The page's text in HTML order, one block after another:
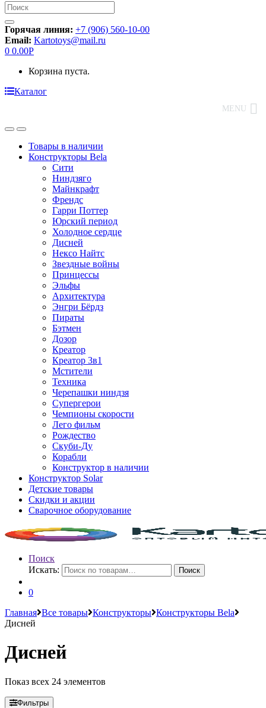
Искать:
Горячая линия: +7 (906) 560-10-00
Email: Kartotoys@mail.ru
0 0.00Р
Корзина пуста.
Каталог
MENU
Товары в наличии
Конструкторы Bela
Сити
Ниндзяго
Майнкрафт
Френдс
Гарри Поттер
Юрский период
Холодное сердце
Дисней
Нексо Найтс
Звездные войны
Принцессы
Эльфы
Архитектура
Энгри Бёрдз
Пираты
Бэтмен
Дозор
Креатор
Креатор 3в1
Мстители
Техника
Черепашки ниндзя
Супергерои
Чемпионы скорости
Лего фильм
Рождество
Скуби-Ду
Корабли
Конструктор в наличии
Конструктор Solar
Детские товары
Скидки и акции
Сварочное оборудование
Поиск
Искать:
Поиск
0
Главная Все товары Конструкторы Конструкторы Bela
Дисней
Дисней
Показ всех 24 элементов
Фильтры